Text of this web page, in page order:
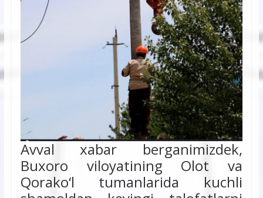
Avval xabar berganimizdek,
Buxoro viloyatining Olot va
Qorako‘l tumanlarida kuchli